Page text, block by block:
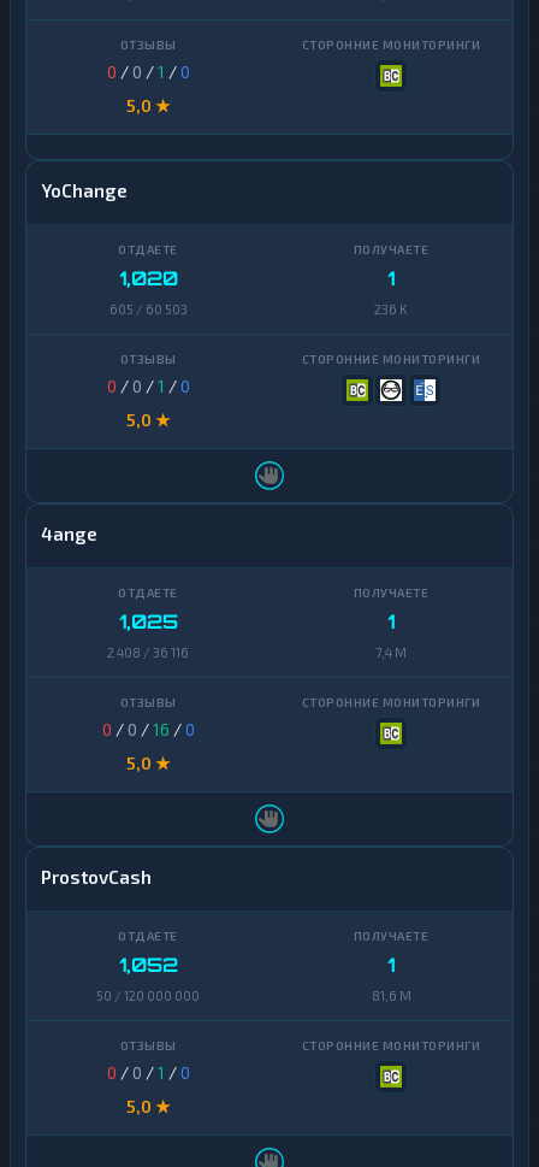
0 / 0 /1 /0
5,0 ★
YoChange
1,020
605 / 60 503
1
236 K
0 / 0 /1 /0
5,0 ★
4ange
1,025
2 408 / 36 116
1
7,4 M
0 / 0 /16 /0
5,0 ★
ProstovCash
1,052
50 / 120 000 000
1
81,6 M
0 / 0 /1 /0
5,0 ★